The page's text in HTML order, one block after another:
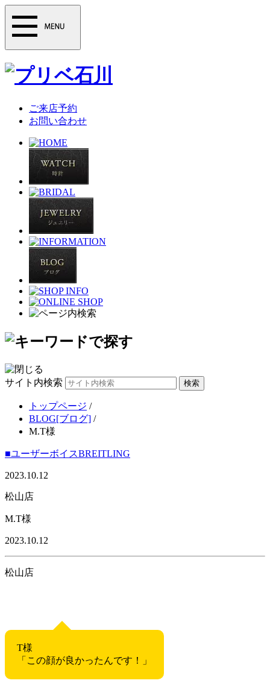
ご来店予約
お問い合わせ
サイト内検索
トップページ /
BLOG[ブログ] /
M.T様
■ユーザーボイスBREITLING
2023.10.12
松山店
M.T様
2023.10.12
松山店
T様
「この顔が良かったんです！」